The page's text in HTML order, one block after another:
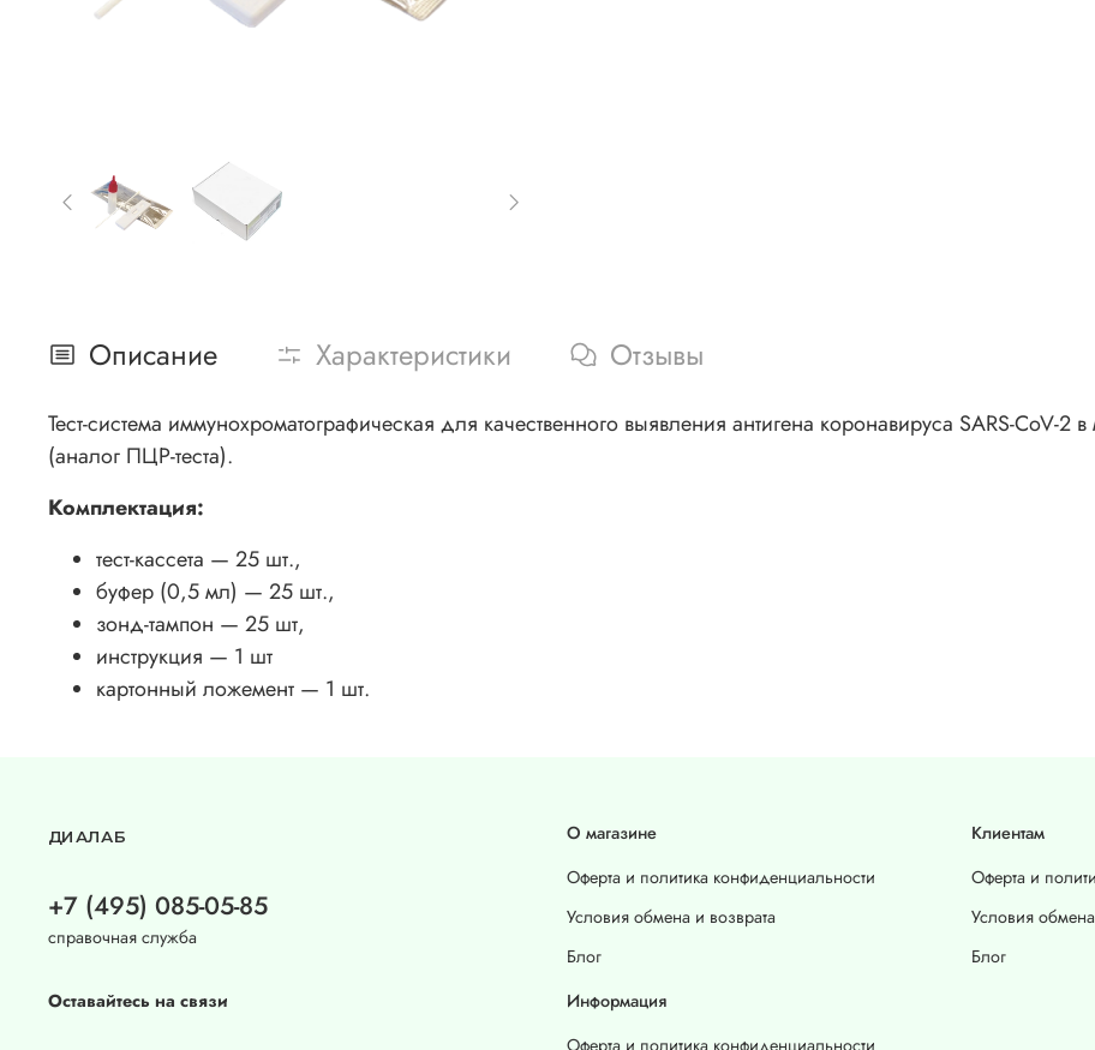
Описание Характеристики Отзывы
Тест-система иммунохроматографическая для качественного выявления антигена коронавируса SARS-CoV-2
(аналог ПЦР-теста).
Комплектация:
тест-кассета — 25 шт.,
буфер (0,5 мл) — 25 шт.,
зонд-тампон — 25 шт,
инструкция — 1 шт
картонный ложемент — 1 шт.
О магазине
Оферта и политика конфиденциальности
Условия обмена и возврата
Блог
Клиентам
Оферта и
Условия
Блог
Информация
ДИАЛАБ
+7 (495) 085-05-85
справочная служба
Оставайтесь на связи